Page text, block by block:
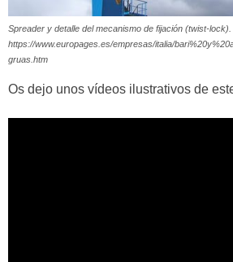
Spreader y detalle del mecanismo de fijación (twist-lock).
https://www.europages.es/empresas/italia/
gruas.htm
Os dejo unos vídeos ilustrativos de